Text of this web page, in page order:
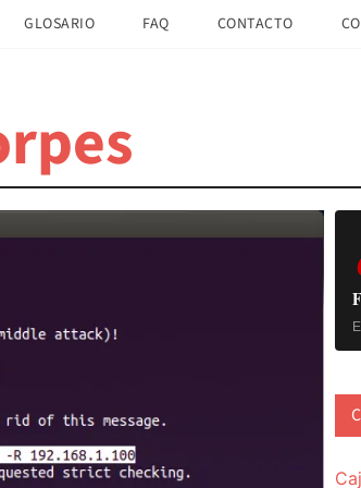
GLOSARIO FAQ CONTACTO